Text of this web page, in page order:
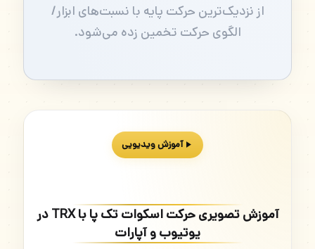
از نزدیک‌ترین حرکت پایه با نسبت‌های ابزار/
الگوی حرکت تخمین زده می‌شود.
آموزش ویدیویی
آموزش تصویری حرکت اسکوات تک پا با TRX در
یوتیوب و آپارات